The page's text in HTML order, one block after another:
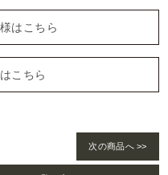
はこちら
こちら
次の商品へ >>